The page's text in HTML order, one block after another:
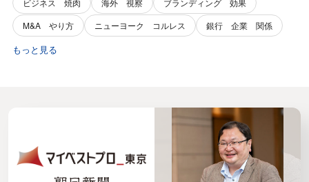
ビジネス 焼肉
海外 視察
ブランディング 効果
M&A やり方
ニューヨーク コルレス 銀行 企業 関係
もっと見る